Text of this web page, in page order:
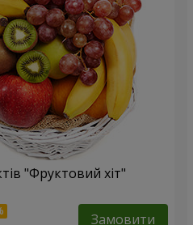
"Фруктовий хiт"
Замовити